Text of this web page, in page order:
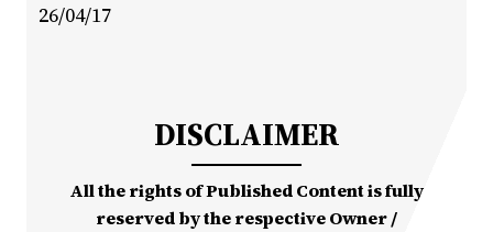
26/04/17
DISCLAIMER
All the rights of Published Content is fully
reserved by the respective Owner /